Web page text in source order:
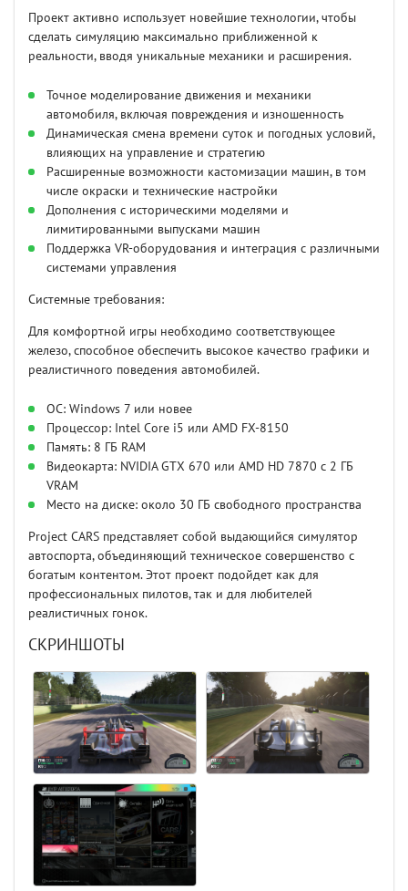
Проект активно использует новейшие технологии, чтобы
сделать симуляцию максимально приближенной к
реальности, вводя уникальные механики и расширения.
Точное моделирование движения и механики
автомобиля, включая повреждения и изношенность
Динамическая смена времени суток и погодных условий,
влияющих на управление и стратегию
Расширенные возможности кастомизации машин, в том
числе окраски и технические настройки
Дополнения с историческими моделями и
лимитированными выпусками машин
Поддержка VR-оборудования и интеграция с различными
системами управления
Системные требования:
Для комфортной игры необходимо соответствующее
железо, способное обеспечить высокое качество графики и
реалистичного поведения автомобилей.
ОС: Windows 7 или новее
Процессор: Intel Core i5 или AMD FX-8150
Память: 8 ГБ RAM
Видеокарта: NVIDIA GTX 670 или AMD HD 7870 с 2 ГБ
VRAM
Место на диске: около 30 ГБ свободного пространства
Project CARS представляет собой выдающийся симулятор
автоспорта, объединяющий техническое совершенство с
богатым контентом. Этот проект подойдет как для
профессиональных пилотов, так и для любителей
реалистичных гонок.
СКРИНШОТЫ